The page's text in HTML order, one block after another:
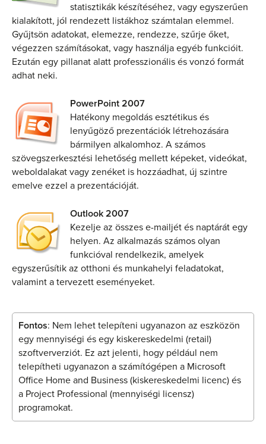
statisztikák készítéséhez, vagy egyszerűen
kialakított, jól rendezett listákhoz számtalan elemmel.
Gyűjtsön adatokat, elemezze, rendezze, szűrje őket,
végezzen számításokat, vagy használja egyéb funkcióit.
Ezután egy pillanat alatt professzionális és vonzó formát
adhat neki.
PowerPoint 2007
Hatékony megoldás esztétikus és
lenyűgöző prezentációk létrehozására
bármilyen alkalomhoz. A számos
szövegszerkesztési lehetőség mellett képeket, videókat,
weboldalakat vagy zenéket is hozzáadhat, új szintre
emelve ezzel a prezentációját.
Outlook 2007
Kezelje az összes e-mailjét és naptárát egy
helyen. Az alkalmazás számos olyan
funkcióval rendelkezik, amelyek
egyszerűsítik az otthoni és munkahelyi feladatokat,
valamint a tervezett eseményeket.
Fontos: Nem lehet telepíteni ugyanazon az eszközön
egy mennyiségi és egy kiskereskedelmi (retail)
szoftververziót. Ez azt jelenti, hogy például nem
telepítheti ugyanazon a számítógépen a Microsoft
Office Home and Business (kiskereskedelmi licenc) és
a Project Professional (mennyiségi licensz)
programokat.